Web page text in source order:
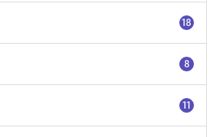
18
8
11